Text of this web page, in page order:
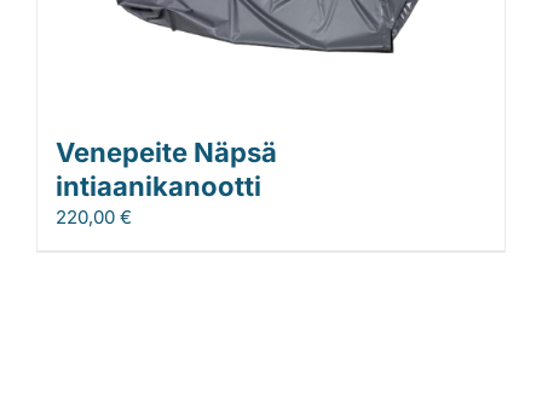
Venepeite Näpsä
intiaanikanootti
220,00 €